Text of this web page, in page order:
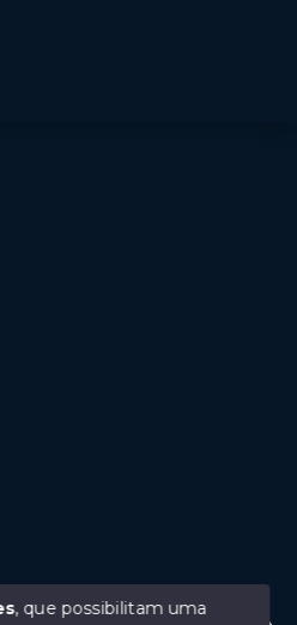
, que possibilitam uma